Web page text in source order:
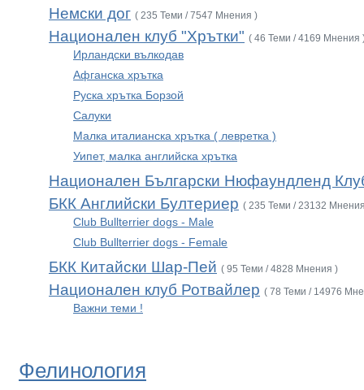
Немски дог ( 235 Теми / 7547 Мнения )
Национален клуб "Хрътки" ( 46 Теми / 4169 Мнения
Ирландски вълкодав
Афганска хрътка
Руска хрътка Борзой
Салуки
Малка италианска хрътка ( левретка )
Уипет, малка английска хрътка
Национален Български Нюфаундленд
БКК Английски Бултериер ( 235 Теми / 23132
Club Bullterrier dogs - Male
Club Bullterrier dogs - Female
БКК Китайски Шар-Пей ( 95 Теми / 4828 Мнения )
Национален клуб Ротвайлер ( 78 Теми / 14976
Важни теми !
Фелинология